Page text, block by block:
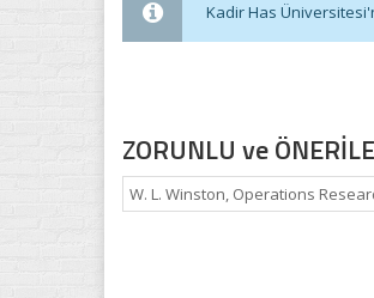
Kadir Has
ZORUNLU ve
W. L. Winston, Operations